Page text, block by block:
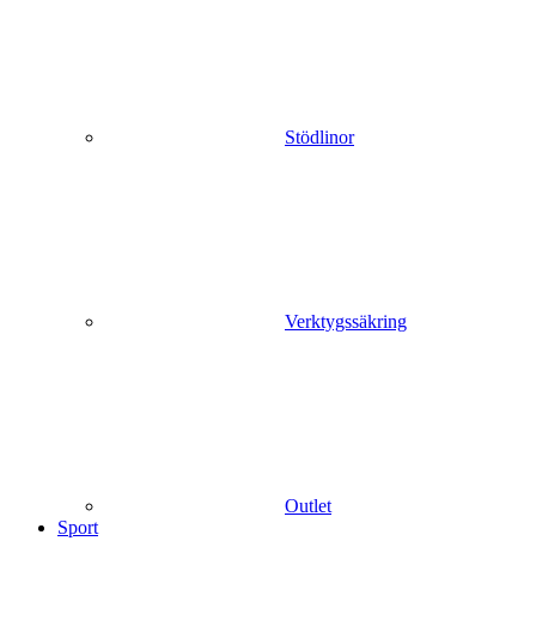
Stödlinor
Verktygssäkring
Outlet
Sport